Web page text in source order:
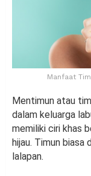
Manfaat
Mentimun atau
dalam keluarga
memiliki ciri khas
hijau. Timun biasa
lalapan.